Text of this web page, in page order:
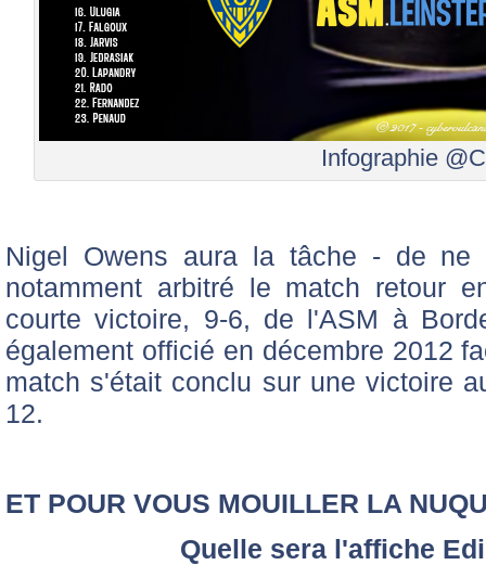
Infographie
Nigel Owens aura la tâche - de
notamment arbitré le match retour
courte victoire, 9-6, de l'ASM à
également officié en décembre 2012
match s'était conclu sur une victoire
12.
ET POUR VOUS MOUILLER LA
Quelle sera l'affiche